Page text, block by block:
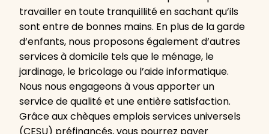
travailler en toute tranquillité en sachant qu’ils
sont entre de bonnes mains. En plus de la garde
d’enfants, nous proposons également d’autres
services à domicile tels que le ménage, le
jardinage, le bricolage ou l’aide informatique.
Nous nous engageons à vous apporter un
service de qualité et une entière satisfaction.
Grâce aux chèques emplois services universels